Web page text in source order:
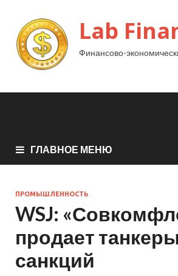
Lab
Финансово-
ГЛАВНОЕ МЕНЮ
ПРОМЫШЛЕННОСТЬ
WSJ:
продает
санкций